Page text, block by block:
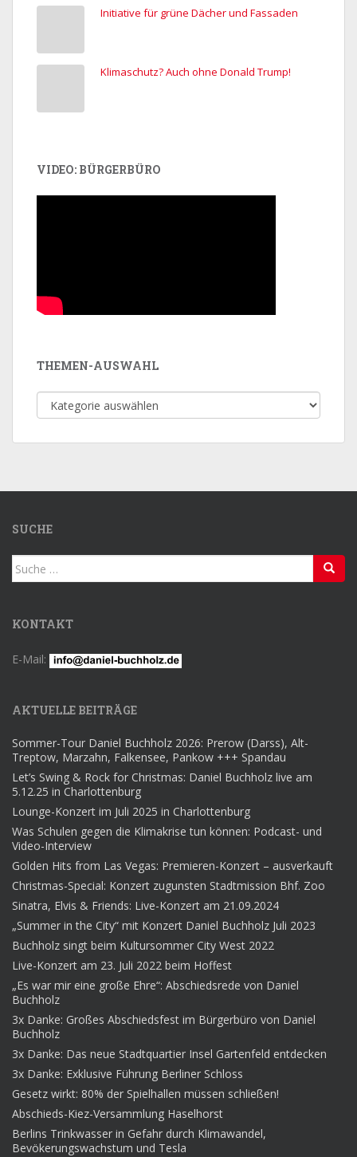
Initiative für grüne Dächer und Fassaden
Klimaschutz? Auch ohne Donald Trump!
VIDEO: BÜRGERBÜRO
THEMEN-AUSWAHL
Themen-
Auswahl
SUCHE
Suche
nach:
KONTAKT
E-Mail:
AKTUELLE BEITRÄGE
Sommer-Tour Daniel Buchholz 2026: Prerow (Darss), Alt-
Treptow, Marzahn, Falkensee, Pankow +++ Spandau
Let’s Swing & Rock for Christmas: Daniel Buchholz live am
5.12.25 in Charlottenburg
Lounge-Konzert im Juli 2025 in Charlottenburg
Was Schulen gegen die Klimakrise tun können: Podcast- und
Video-Interview
Golden Hits from Las Vegas: Premieren-Konzert – ausverkauft
Christmas-Special: Konzert zugunsten Stadtmission Bhf. Zoo
Sinatra, Elvis & Friends: Live-Konzert am 21.09.2024
„Summer in the City“ mit Konzert Daniel Buchholz Juli 2023
Buchholz singt beim Kultursommer City West 2022
Live-Konzert am 23. Juli 2022 beim Hoffest
„Es war mir eine große Ehre“: Abschiedsrede von Daniel
Buchholz
3x Danke: Großes Abschiedsfest im Bürgerbüro von Daniel
Buchholz
3x Danke: Das neue Stadtquartier Insel Gartenfeld entdecken
3x Danke: Exklusive Führung Berliner Schloss
Gesetz wirkt: 80% der Spielhallen müssen schließen!
Abschieds-Kiez-Versammlung Haselhorst
Berlins Trinkwasser in Gefahr durch Klimawandel,
Bevökerungswachstum und Tesla